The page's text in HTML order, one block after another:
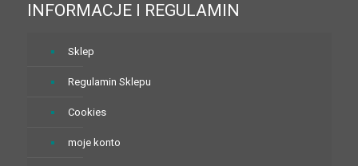
INFORMACJE I REGULAMIN
Sklep
Regulamin Sklepu
Cookies
moje konto